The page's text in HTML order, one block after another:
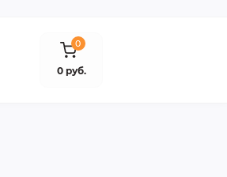
0
0 руб.